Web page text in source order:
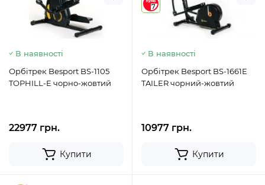
В наявності
Орбітрек Besport BS-1105
TOPHILL-E чорно-жовтий
22977 грн.
Купити
7
В наявності
Орбітрек Besport BS-1661E
TAILER чорний-жовтий
10977 грн.
Купити